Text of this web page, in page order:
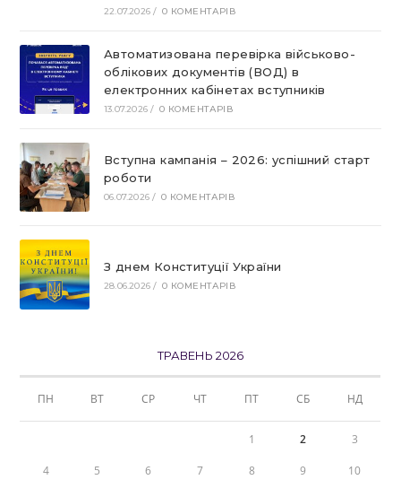
22.07.2026 / 0 КОМЕНТАРІВ
Автоматизована перевірка військово-
облікових документів (ВОД) в
електронних кабінетах вступників
13.07.2026 / 0 КОМЕНТАРІВ
Вступна кампанія – 2026: успішний старт
роботи
06.07.2026 / 0 КОМЕНТАРІВ
З днем Конституції України
28.06.2026 / 0 КОМЕНТАРІВ
ТРАВЕНЬ 2026
ПН ВТ СР ЧТ ПТ СБ НД
1 2 3
4 5 6 7 8 9 10